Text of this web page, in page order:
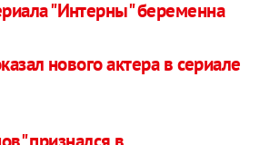
"Интерны" беременна
нового актера в сериале